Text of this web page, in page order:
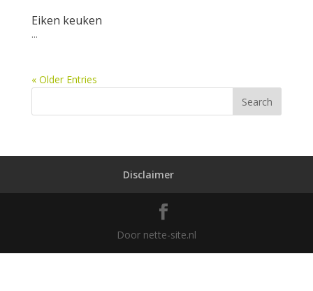
Eiken keuken
...
« Older Entries
Disclaimer
Door nette-site.nl